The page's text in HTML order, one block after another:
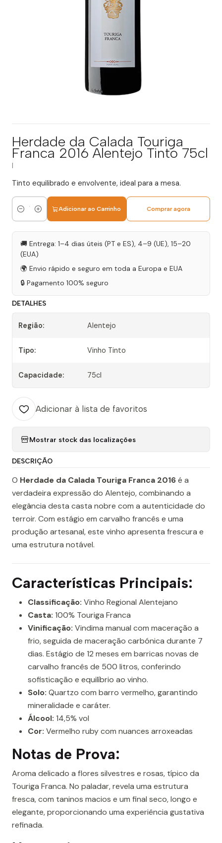
Herdade da Calada Touriga
Franca 2016 Alentejo Tinto 75cl
Tinto equilibrado e envolvente, ideal para a mesa.
Quantidade
Adicionar ao Carrinho Comprar agora
🚚 Entrega: 1–4 dias úteis (PT e ES), 4–9 (UE), 15–20
(EUA)
🌍 Envio rápido e seguro em toda a Europa e EUA
🔒 Pagamento 100% seguro
DETALHES
Região: Alentejo
Tipo: Vinho Tinto
Capacidade: 75cl
Adicionar à lista de favoritos
Mostrar stock das localizações
DESCRIÇÃO
O Herdade da Calada Touriga Franca 2016é a
verdadeira expressão do Alentejo, combinando a
elegância desta casta nobre com a autenticidade do
terroir. Com estágio em carvalho francês e uma
produção artesanal, este vinho apresenta frescura e
uma estrutura notável.
Características Principais:
Classificação: Vinho Regional Alentejano
Casta: 100% Touriga Franca
Vinificação: Vindima manual com maceração a
frio, seguida de maceração carbónica durante 7
dias. Estágio de 12 meses em barricas novas de
carvalho francês de 500 litros, conferindo
sofisticação e equilíbrio ao vinho.
Solo: Quartzo com barro vermelho, garantindo
mineralidade e caráter.
Álcool: 14,5% vol
Cor: Vermelho ruby com nuances arroxeadas
Notas de Prova:
Aroma delicado a flores silvestres e rosas, típico da
Touriga Franca. No paladar, revela uma estrutura
fresca, com taninos macios e um final seco, longo e
elegante, proporcionando uma experiência gustativa
refinada.